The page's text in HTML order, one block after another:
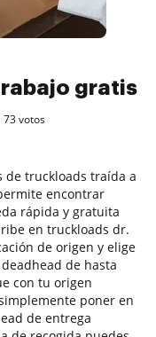
gratis
73votos
de truckloads traída a
encontrar
rápida y gratuita
en truckloads dr.
de origen y elige
de hasta
con tu origen
poner en
de entrega